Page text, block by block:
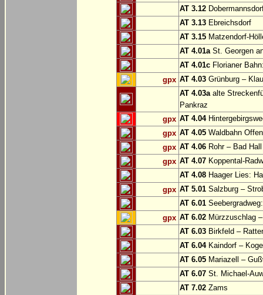
AT 3.12
AT 3.13 Ebreichsdorf
AT 3.15 Matzendorf-
AT 4.01aSt. Georgen
AT 4.01c Florianer
gpx AT 4.03 Grünburg –
AT 4.03aalte
Pankraz
gpx AT 4.04
gpx AT 4.05 Waldbahn
gpx AT 4.06 Rohr – Bad Hall
gpx AT 4.07 Koppental-
AT 4.08 Haager Lies:
gpx AT 5.01 Salzburg –
AT 6.01
gpx AT 6.02 Mürzzuschlag
AT 6.03 Birkfeld –
AT 6.04Kaindorf –
AT 6.05 Mariazell –
AT 6.07 St. Michael-
AT 7.02 Zams